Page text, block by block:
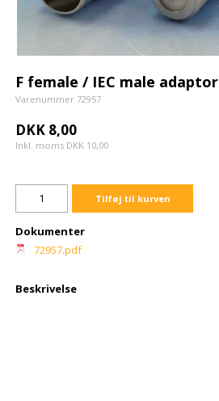
F female / IEC male adaptor
Varenummer 72957
DKK 8,00
Inkl. moms DKK 10,00
Tilføj til kurven
Dokumenter
72957.pdf
Beskrivelse